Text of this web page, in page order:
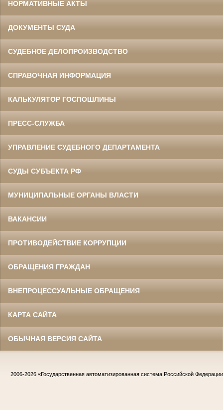
НОРМАТИВНЫЕ АКТЫ
ДОКУМЕНТЫ СУДА
СУДЕБНОЕ ДЕЛОПРОИЗВОДСТВО
СПРАВОЧНАЯ ИНФОРМАЦИЯ
КАЛЬКУЛЯТОР ГОСПОШЛИНЫ
ПРЕСС-СЛУЖБА
УПРАВЛЕНИЕ СУДЕБНОГО ДЕПАРТАМЕНТА
СУДЫ СУБЪЕКТА РФ
МУНИЦИПАЛЬНЫЕ ОРГАНЫ ВЛАСТИ
ВАКАНСИИ
ПРОТИВОДЕЙСТВИЕ КОРРУПЦИИ
ОБРАЩЕНИЯ ГРАЖДАН
ВНЕПРОЦЕССУАЛЬНЫЕ ОБРАЩЕНИЯ
КАРТА САЙТА
ОБЫЧНАЯ ВЕРСИЯ САЙТА
2006-2026 «Государственная автоматизированная система Российской